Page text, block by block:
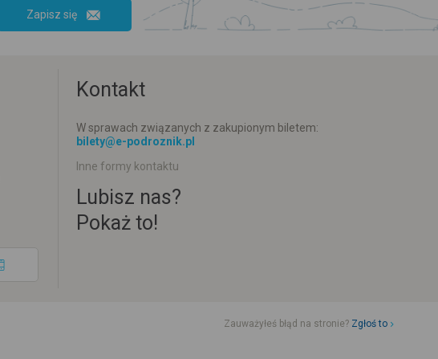
Zapisz się
Kontakt
W sprawach związanych z zakupionym biletem:
bilety@e-podroznik.pl
Inne formy kontaktu
Lubisz nas?
Pokaż to!
Zauważyłeś błąd na stronie? Zgłoś to